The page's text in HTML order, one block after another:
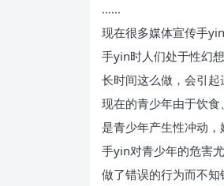
……
现在很多媒体宣传手
手yin时人们处于性幻
长时间这么做，会引
现在的青少年由于饮
是青少年产生性冲动，
手yin对青少年的危害
做了错误的行为而不